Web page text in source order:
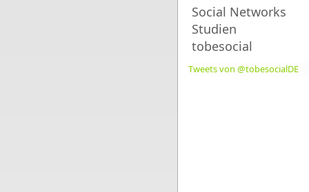
Social Networks
Studien
tobesocial
Tweets von @tobesocialDE